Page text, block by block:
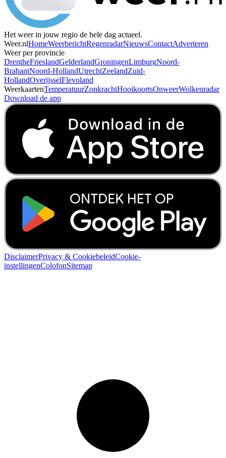
Het weer in jouw regio de hele dag actueel.
Weer.nlHomeWeerberichtRegenradarNieuwsContactAdverteren
Weer per provincie
DrentheFrieslandGelderlandGroningenLimburgNoord-
BrabantNoord-HollandUtrechtZeelandZuid-
HollandOverijsselFlevoland
WeerkaartenTemperatuurZonkrachtHooikoortsOnweerWolkenradar
Download de app
DisclaimerPrivacy & CookiebeleidCookie-
instellingenColofonSitemap